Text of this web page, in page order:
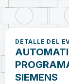
DETALLE DEL
SIEMENS